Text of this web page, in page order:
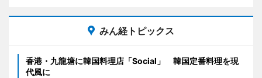
みん経トピックス
香港・九龍塘に韓国料理店「Social」 韓国定番料理を現
代風に